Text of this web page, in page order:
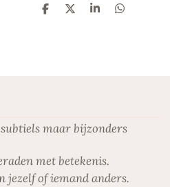
D
D
S
D
maar bijzonders
met betekenis.
jezelf of iemand anders.